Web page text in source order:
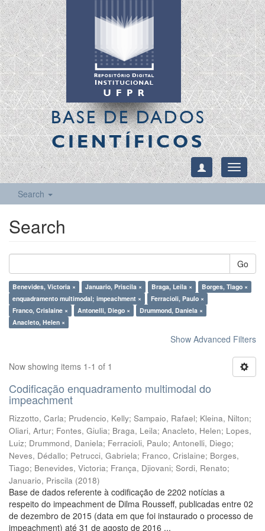
BASE DE DADOS
CIENTÍFICOS
Toggle
Search
Search
Go
Benevides, Victoria × Januario, Priscila × Braga, Leila ×
Borges, Tiago ×
enquadramento multimodal; impeachment ×
Ferracioli, Paulo ×
Franco, Crislaine ×
Antonelli, Diego ×
Drummond, Daniela ×
Anacleto, Helen ×
Show Advanced Filters
Now showing items 1-1 of 1
Codificação enquadramento multimodal do
impeachment
Rizzotto, Carla; Prudencio, Kelly; Sampaio, Rafael; Kleina, Nilton;
Oliari, Artur; Fontes, Giulia; Braga, Leila; Anacleto, Helen; Lopes,
Luiz; Drummond, Daniela; Ferracioli, Paulo; Antonelli, Diego;
Neves, Dédallo; Petrucci, Gabriela; Franco, Crislaine; Borges,
Tiago; Benevides, Victoria; França, Djiovani; Sordi, Renato;
Januario, Priscila (2018)
Base de dados referente à codificação de 2202 notícias a
respeito do impeachment de Dilma Rousseff, publicadas entre 02
de dezembro de 2015 (data em que foi instaurado o processo de
impeachment) até 31 de agosto de 2016 ...